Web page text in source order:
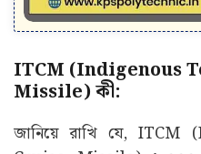
ITCM (Indigenous
Missile) কী:
জানিয়ে রাখি যে,